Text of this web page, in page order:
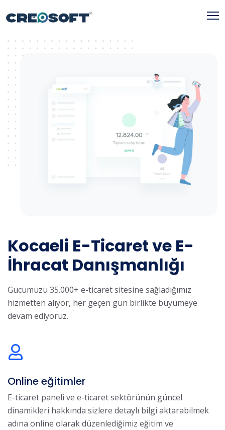
Kocaeli E-Ticaret ve E-
İhracat Danışmanlığı
Gücümüzü 35.000+ e-ticaret sitesine sağladığımız
hizmetten alıyor, her geçen gün birlikte büyümeye
devam ediyoruz.
Online eğitimler
E-ticaret paneli ve e-ticaret sektörünün güncel
dinamikleri hakkında sizlere detaylı bilgi aktarabilmek
adına online olarak düzenlediğimiz eğitim ve